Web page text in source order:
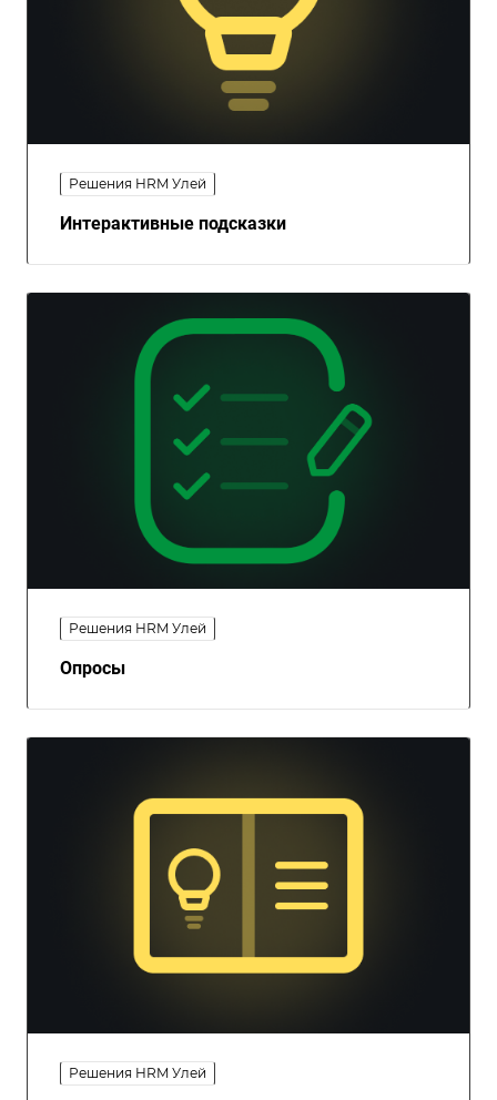
Решения HRM Улей
Интерактивные подсказки
Решения HRM Улей
Опросы
Решения HRM Улей